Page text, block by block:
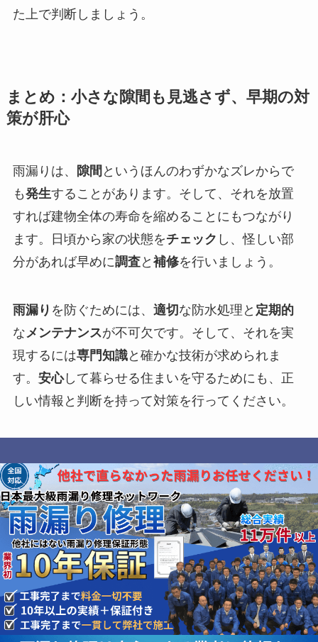
た上で判断しましょう。
まとめ：小さな隙間も見逃さず、早期の対
策が肝心
雨漏りは、 隙間 というほんのわずかなズレからで
も発生することがあります。そして、それを放置
すれば建物全体の寿命を縮めることにもつながり
ます。日頃から家の状態をチェック し、怪しい部
分があれば早めに調査と 補修を行いましょう。
雨漏り を防ぐためには、 適切な防水処理と 定期的
な メンテナンスが不可欠です。そして、それを実
現するには専門知識と確かな技術が求められま
す。 安心して暮らせる住まいを守るためにも、正
しい情報と判断を持って対策を行ってください。